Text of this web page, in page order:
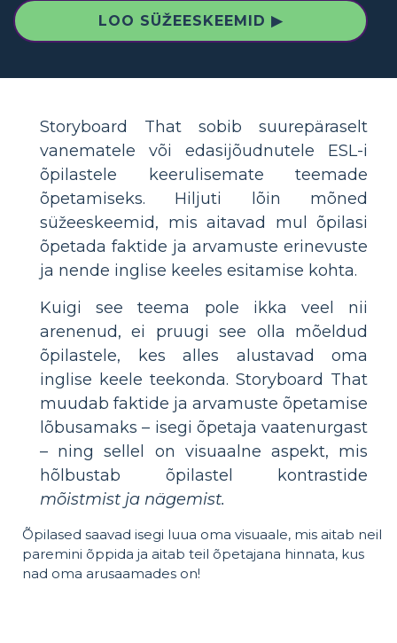
LOO SÜŽEESKEEMID ▶
Storyboard That sobib suurepäraselt
vanematele või edasijõudnutele ESL-i
õpilastele keerulisemate teemade
õpetamiseks. Hiljuti lõin mõned
süžeeskeemid, mis aitavad mul õpilasi
õpetada faktide ja arvamuste erinevuste
ja nende inglise keeles esitamise kohta.
Kuigi see teema pole ikka veel nii
arenenud, ei pruugi see olla mõeldud
õpilastele, kes alles alustavad oma
inglise keele teekonda. Storyboard That
muudab faktide ja arvamuste õpetamise
lõbusamaks – isegi õpetaja vaatenurgast
– ning sellel on visuaalne aspekt, mis
hõlbustab õpilastel kontrastide
mõistmist ja nägemist.
Õpilased saavad isegi luua oma visuaale, mis aitab neil
paremini õppida ja aitab teil õpetajana hinnata, kus
nad oma arusaamades on!